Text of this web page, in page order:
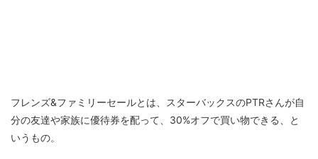
フレンズ&ファミリーセールとは、スターバックスのPTRさんが自
分の友達や家族に優待券を配って、30%オフで買い物できる、と
いうもの。